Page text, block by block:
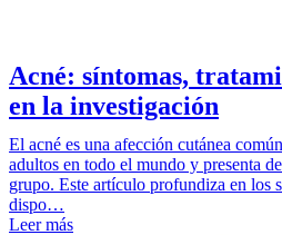
Acné: síntomas,
en la investigación
El acné es una afección cutánea
adultos en todo el mundo y presenta
grupo. Este artículo profundiza en los
dispo…
Leer más